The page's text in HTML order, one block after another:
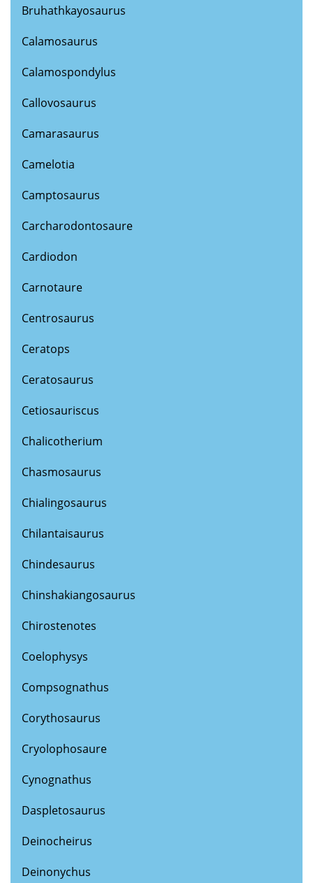
Bruhathkayosaurus
Calamosaurus
Calamospondylus
Callovosaurus
Camarasaurus
Camelotia
Camptosaurus
Carcharodontosaure
Cardiodon
Carnotaure
Centrosaurus
Ceratops
Ceratosaurus
Cetiosauriscus
Chalicotherium
Chasmosaurus
Chialingosaurus
Chilantaisaurus
Chindesaurus
Chinshakiangosaurus
Chirostenotes
Coelophysys
Compsognathus
Corythosaurus
Cryolophosaure
Cynognathus
Daspletosaurus
Deinocheirus
Deinonychus